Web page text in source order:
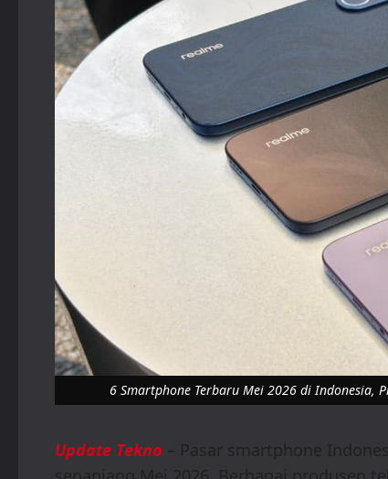
6 Smartphone Terbaru Mei 2026 di Indonesia,
Update Tekno – Pasar smartphone